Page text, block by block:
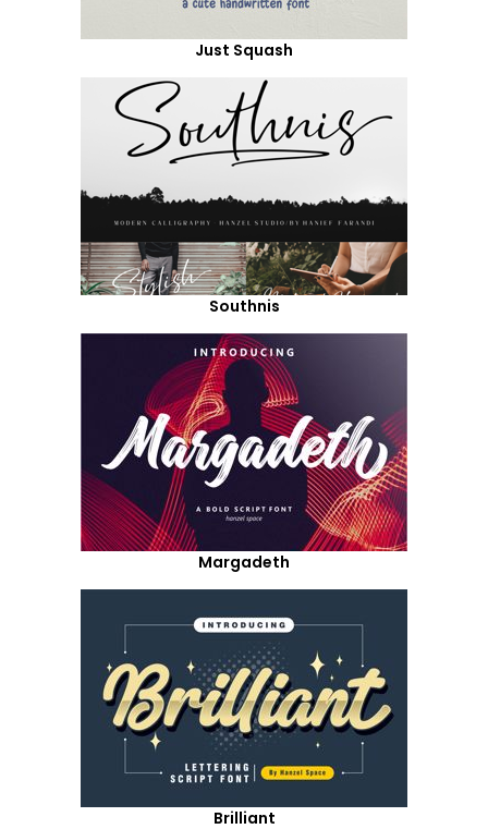
Just Squash
Southnis
Margadeth
Brilliant